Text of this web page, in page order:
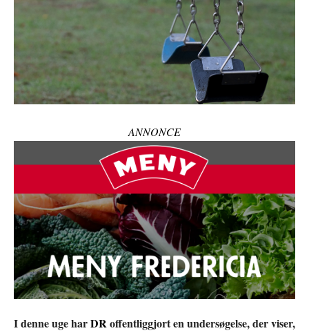
ANNONCE
I denne uge harDRoffentliggjort en undersøgelse, der viser,